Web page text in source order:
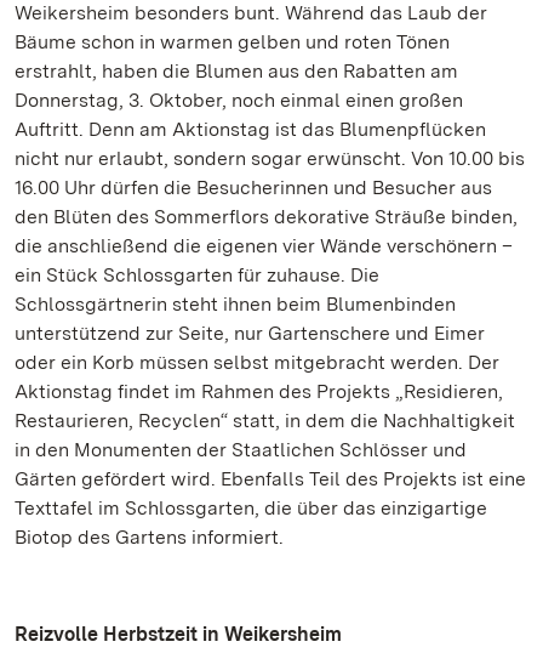
Weikersheim besonders bunt. Während das Laub der
Bäume schon in warmen gelben und roten Tönen
erstrahlt, haben die Blumen aus den Rabatten am
Donnerstag, 3. Oktober, noch einmal einen großen
Auftritt. Denn am Aktionstag ist das Blumenpflücken
nicht nur erlaubt, sondern sogar erwünscht. Von 10.00 bis
16.00 Uhr dürfen die Besucherinnen und Besucher aus
den Blüten des Sommerflors dekorative Sträuße binden,
die anschließend die eigenen vier Wände verschönern –
ein Stück Schlossgarten für zuhause. Die
Schlossgärtnerin steht ihnen beim Blumenbinden
unterstützend zur Seite, nur Gartenschere und Eimer
oder ein Korb müssen selbst mitgebracht werden. Der
Aktionstag findet im Rahmen des Projekts „Residieren,
Restaurieren, Recyclen“ statt, in dem die Nachhaltigkeit
in den Monumenten der Staatlichen Schlösser und
Gärten gefördert wird. Ebenfalls Teil des Projekts ist eine
Texttafel im Schlossgarten, die über das einzigartige
Biotop des Gartens informiert.
Reizvolle Herbstzeit in Weikersheim